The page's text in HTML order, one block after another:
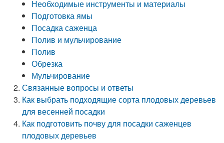
Необходимые инструменты и материалы
Подготовка ямы
Посадка саженца
Полив и мульчирование
Полив
Обрезка
Мульчирование
Связанные вопросы и ответы
Как выбрать подходящие сорта плодовых деревьев
для весенней посадки
Как подготовить почву для посадки саженцев
плодовых деревьев